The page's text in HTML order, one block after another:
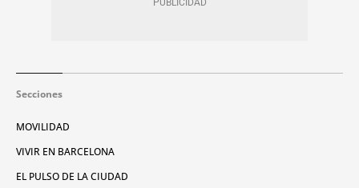
Secciones
MOVILIDAD
VIVIR EN BARCELONA
EL PULSO DE LA CIUDAD